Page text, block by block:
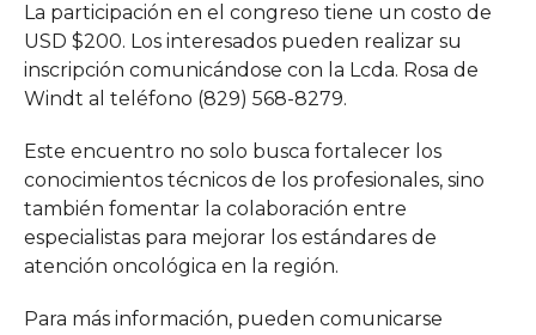
La participación en el congreso tiene un costo de
USD $200. Los interesados pueden realizar su
inscripción comunicándose con la Lcda. Rosa de
Windt al teléfono (829) 568-8279.
Este encuentro no solo busca fortalecer los
conocimientos técnicos de los profesionales, sino
también fomentar la colaboración entre
especialistas para mejorar los estándares de
atención oncológica en la región.
Para más información, pueden comunicarse